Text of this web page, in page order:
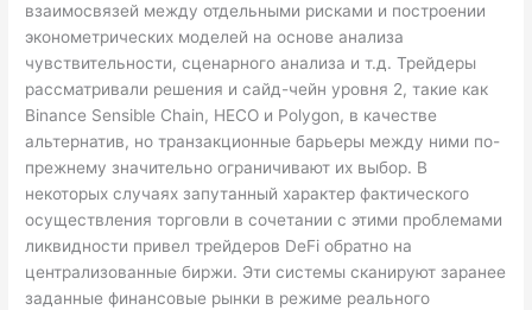
взаимосвязей между отдельными рисками и построении
эконометрических моделей на основе анализа
чувствительности, сценарного анализа и т.д. Трейдеры
рассматривали решения и сайд-чейн уровня 2, такие как
Binance Sensible Chain, HECO и Polygon, в качестве
альтернатив, но транзакционные барьеры между ними по-
прежнему значительно ограничивают их выбор. В
некоторых случаях запутанный характер фактического
осуществления торговли в сочетании с этими проблемами
ликвидности привел трейдеров DeFi обратно на
централизованные биржи. Эти системы сканируют заранее
заданные финансовые рынки в режиме реального